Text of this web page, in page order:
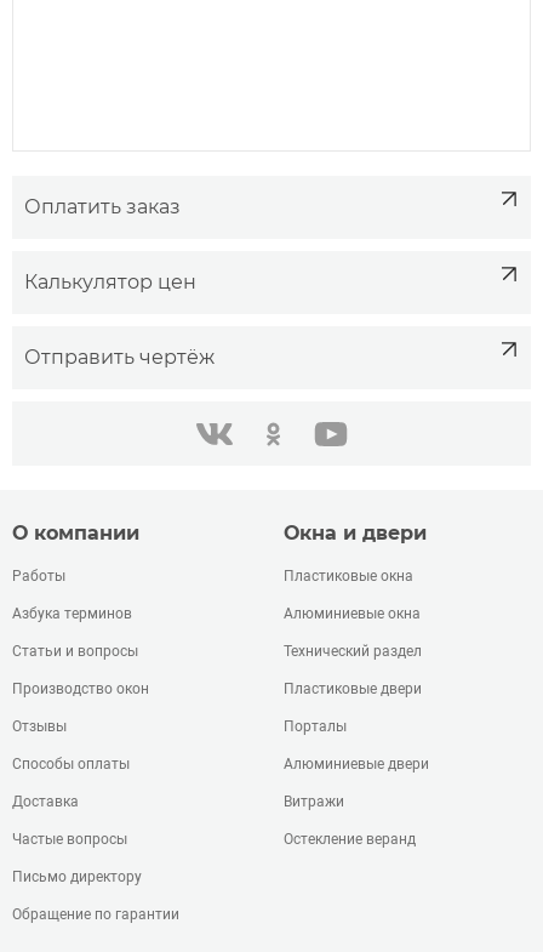
Оплатить заказ
Калькулятор цен
Отправить чертёж
в контакте одноклассники youtube
О компании
Работы
Азбука терминов
Статьи и вопросы
Производство окон
Отзывы
Способы оплаты
Доставка
Частые вопросы
Письмо директору
Обращение по гарантии
Окна и двери
Пластиковые окна
Алюминиевые окна
Технический раздел
Пластиковые двери
Порталы
Алюминиевые двери
Витражи
Остекление веранд